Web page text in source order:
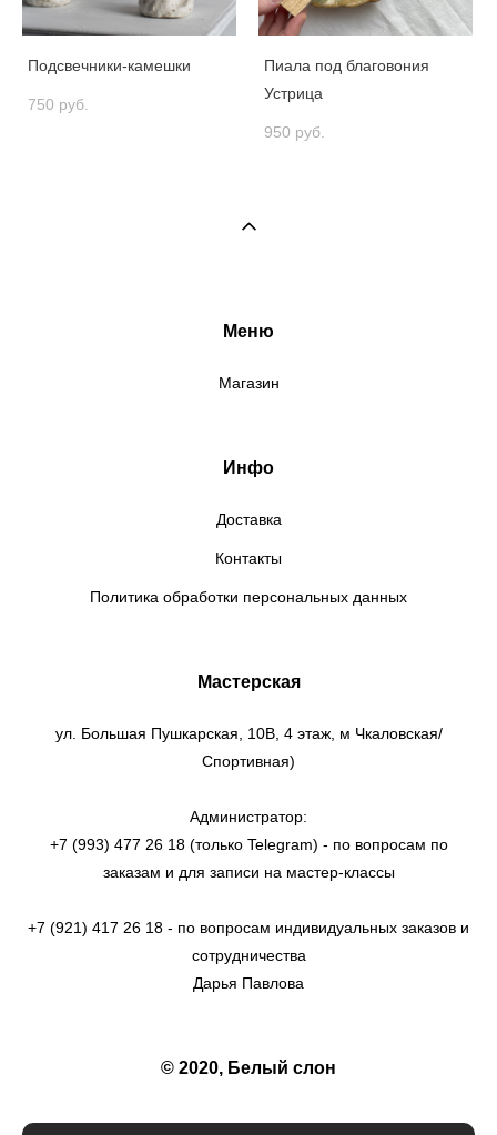
Подсвечники-камешки
750 pуб.
Пиала под благовония
Устрица
950 pуб.
Меню
Магазин
Инфо
Доставка
Контакты
Политика обработки персональных данных
Мастерская
ул. Большая Пушкарская, 10В, 4 этаж, м Чкаловская/
Спортивная)
Администратор:
+7 (993) 477 26 18 (только Telegram) - по вопросам по
заказам и для записи на мастер-классы
+7 (921) 417 26 18 - по вопросам индивидуальных заказов и
сотрудничества
Дарья Павлова
© 2020, Белый слон